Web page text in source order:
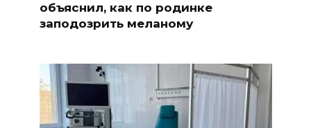
объяснил, как по родинке
заподозрить меланому